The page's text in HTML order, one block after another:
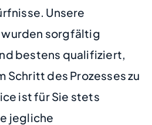
Unsere
sorgfältig
bestens qualifiziert,
Schritt des Prozesses zu
ist für Sie stets
jegliche